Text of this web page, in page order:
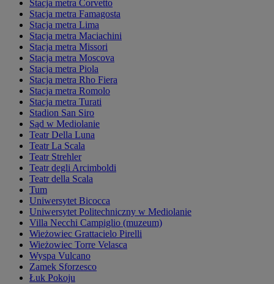
Stacja metra Corvetto
Stacja metra Famagosta
Stacja metra Lima
Stacja metra Maciachini
Stacja metra Missori
Stacja metra Moscova
Stacja metra Piola
Stacja metra Rho Fiera
Stacja metra Romolo
Stacja metra Turati
Stadion San Siro
Sąd w Mediolanie
Teatr Della Luna
Teatr La Scala
Teatr Strehler
Teatr degli Arcimboldi
Teatr della Scala
Tum
Uniwersytet Bicocca
Uniwersytet Politechniczny w Mediolanie
Villa Necchi Campiglio (muzeum)
Wieżowiec Grattacielo Pirelli
Wieżowiec Torre Velasca
Wyspa Vulcano
Zamek Sforzesco
Łuk Pokoju